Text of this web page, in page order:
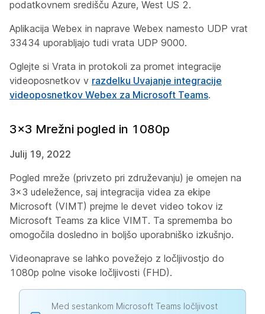
podatkovnem središču Azure, West US 2.
Aplikacija Webex in naprave Webex namesto UDP vrat
33434 uporabljajo tudi vrata UDP 9000.
Oglejte si Vrata in protokoli za promet integracije
videoposnetkov v razdelku Uvajanje integracije
videoposnetkov Webex za Microsoft Teams.
3x3 Mrežni pogled in 1080p
Julij 19, 2022
Pogled mreže (privzeto pri združevanju) je omejen na
3x3 udeležence, saj integracija videa za ekipe
Microsoft (VIMT) prejme le devet video tokov iz
Microsoft Teams za klice VIMT. Ta sprememba bo
omogočila dosledno in boljšo uporabniško izkušnjo.
Videonaprave se lahko povežejo z ločljivostjo do
1080p polne visoke ločljivosti (FHD).
Med sestankom Microsoft Teams ločljivost